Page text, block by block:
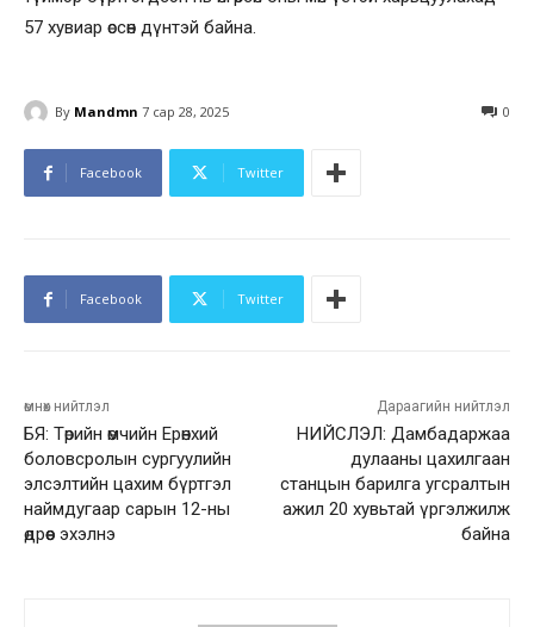
57 хувиар өссөн дүнтэй байна.
By Mandmn 7 сар 28, 2025 0
Facebook Twitter
Facebook Twitter
өмнөх нийтлэл
БЯ: Төрийн өмчийн Ерөнхий
боловсролын сургуулийн
элсэлтийн цахим бүртгэл
наймдугаар сарын 12-ны
өдрөөс эхэлнэ
Дараагийн нийтлэл
НИЙСЛЭЛ: Дамбадаржаа
дулааны цахилгаан
станцын барилга угсралтын
ажил 20 хувьтай үргэлжилж
байна